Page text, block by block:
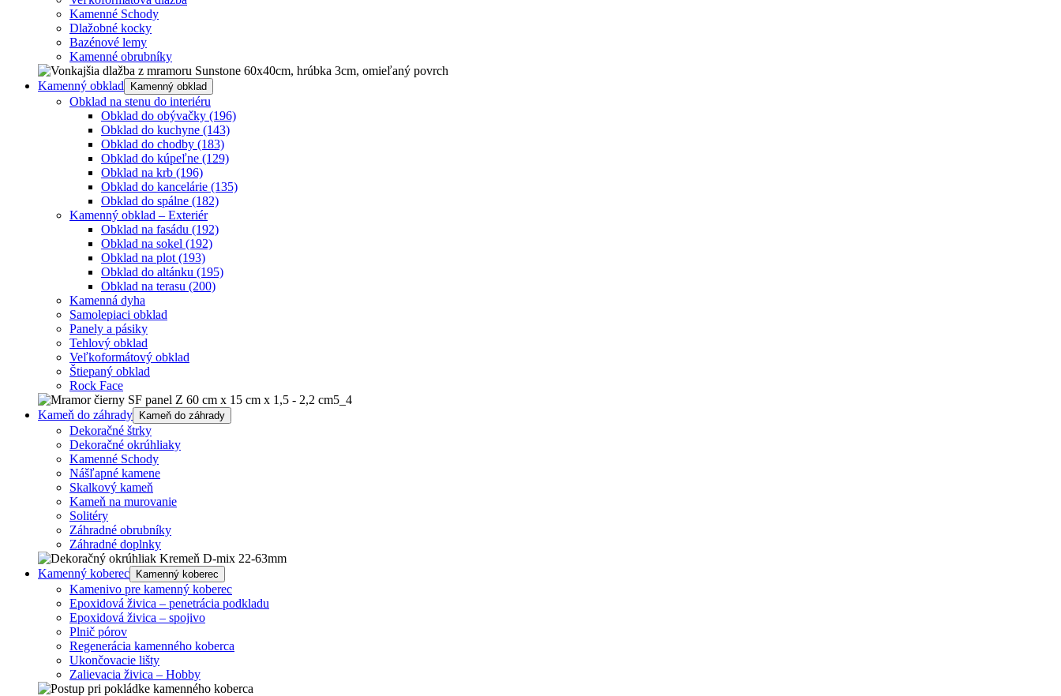
Kamenné Schody
Dlažobné kocky
Bazénové lemy
Kamenné obrubníky
Kamenný obklad Kamenný obklad
Obklad na stenu do interiéru
Obklad do obývačky (196)
Obklad do kuchyne (143)
Obklad do chodby (183)
Obklad do kúpeľne (129)
Obklad na krb (196)
Obklad do kancelárie (135)
Obklad do spálne (182)
Kamenný obklad – Exteriér
Obklad na fasádu (192)
Obklad na sokel (192)
Obklad na plot (193)
Obklad do altánku (195)
Obklad na terasu (200)
Kamenná dyha
Samolepiaci obklad
Panely a pásiky
Tehlový obklad
Veľkoformátový obklad
Štiepaný obklad
Rock Face
Kameň do záhrady Kameň do záhrady
Dekoračné štrky
Dekoračné okrúhliaky
Kamenné Schody
Nášľapné kamene
Skalkový kameň
Kameň na murovanie
Solitéry
Záhradné obrubníky
Záhradné doplnky
Kamenný koberec Kamenný koberec
Kamenivo pre kamenný koberec
Epoxidová živica – penetrácia podkladu
Epoxidová živica – spojivo
Plnič pórov
Regenerácia kamenného koberca
Ukončovacie lišty
Zalievacia živica – Hobby